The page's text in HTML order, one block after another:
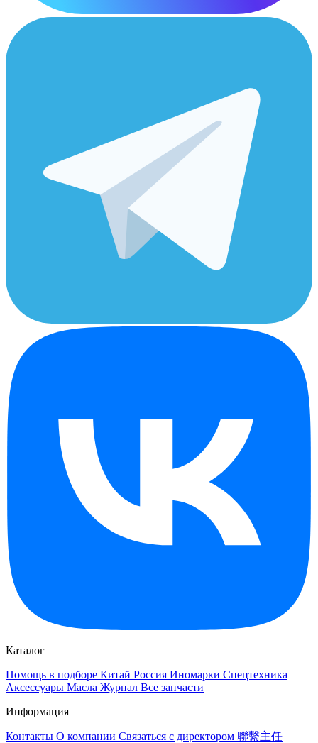
Каталог
Помощь в подборе Китай Россия Иномарки Спецтехника
Аксессуары Масла Журнал Все запчасти
Информация
Контакты О компании Связаться с директором 聯繫主任